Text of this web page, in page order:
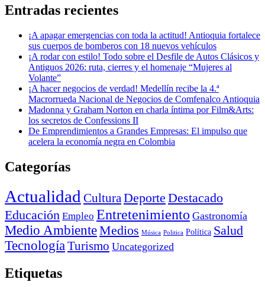
Entradas recientes
¡A apagar emergencias con toda la actitud! Antioquia fortalece
sus cuerpos de bomberos con 18 nuevos vehículos
¡A rodar con estilo! Todo sobre el Desfile de Autos Clásicos y
Antiguos 2026: ruta, cierres y el homenaje “Mujeres al
Volante”
¡A hacer negocios de verdad! Medellín recibe la 4.ª
Macrorrueda Nacional de Negocios de Comfenalco Antioquia
Madonna y Graham Norton en charla íntima por Film&Arts:
los secretos de Confessions II
De Emprendimientos a Grandes Empresas: El impulso que
acelera la economía negra en Colombia
Categorías
Actualidad Cultura Deporte Destacado
Educación Empleo Entretenimiento Gastronomía
Medio AmbienteMedios Música Politica Política Salud
Tecnología Turismo Uncategorized
Etiquetas